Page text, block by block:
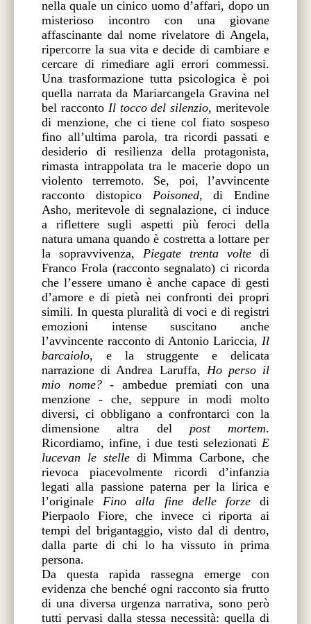
nella quale un cinico uomo d’affari, dopo un
misterioso incontro con una giovane
affascinante dal nome rivelatore di Angela,
ripercorre la sua vita e decide di cambiare e
cercare di rimediare agli errori commessi.
Una trasformazione tutta psicologica è poi
quella narrata da Mariarcangela Gravina nel
bel racconto Il tocco del silenzio, meritevole
di menzione, che ci tiene col fiato sospeso
fino all’ultima parola, tra ricordi passati e
desiderio di resilienza della protagonista,
rimasta intrappolata tra le macerie dopo un
violento terremoto. Se, poi, l’avvincente
racconto distopico Poisoned, di Endine
Asho, meritevole di segnalazione, ci induce
a riflettere sugli aspetti più feroci della
natura umana quando è costretta a lottare per
la sopravvivenza, Piegate trenta volte di
Franco Frola (racconto segnalato) ci ricorda
che l’essere umano è anche capace di gesti
d’amore e di pietà nei confronti dei propri
simili. In questa pluralità di voci e di registri
emozioni intense suscitano anche
l’avvincente racconto di Antonio Lariccia, Il
barcaiolo, e la struggente e delicata
narrazione di Andrea Laruffa, Ho perso il
mio nome?- ambedue premiati con una
menzione - che, seppure in modi molto
diversi, ci obbligano a confrontarci con la
dimensione altra del post mortem.
Ricordiamo, infine, i due testi selezionati E
lucevan le stelledi Mimma Carbone, che
rievoca piacevolmente ricordi d’infanzia
legati alla passione paterna per la lirica e
l’originale Fino alla fine delle forzedi
Pierpaolo Fiore, che invece ci riporta ai
tempi del brigantaggio, visto dal di dentro,
dalla parte di chi lo ha vissuto in prima
persona.
Da questa rapida rassegna emerge con
evidenza che benché ogni racconto sia frutto
di una diversa urgenza narrativa, sono però
tutti pervasi dalla stessa necessità: quella di